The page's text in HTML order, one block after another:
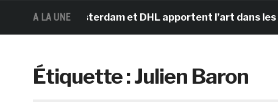
A LA UNE
Gogh d’Amsterdam et DHL apportent l’art dans les
Étiquette :Julien Baron